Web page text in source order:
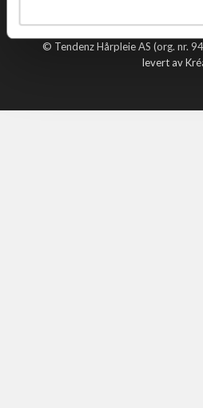
Handle hos oss
© Tendenz Hårpleie AS (org. nr.
levert av